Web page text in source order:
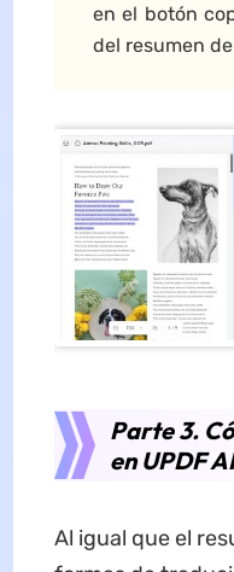
en el botón
del resumen de
Parte 3.
en UPDF
Al igual que el